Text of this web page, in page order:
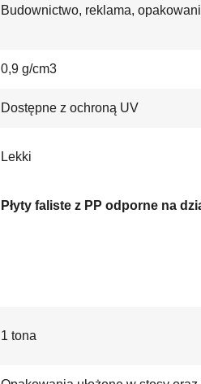
Budownictwo, reklama,
0,9 g/cm3
Dostępne z ochroną UV
Lekki
1 tona